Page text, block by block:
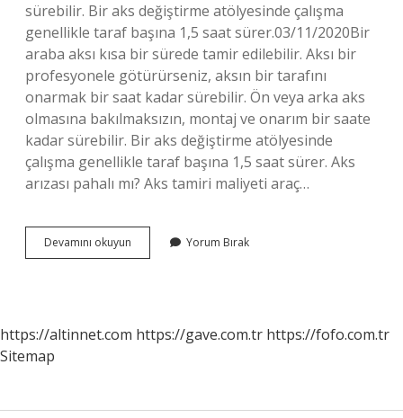
sürebilir. Bir aks değiştirme atölyesinde çalışma
genellikle taraf başına 1,5 saat sürer.03/11/2020Bir
araba aksı kısa bir sürede tamir edilebilir. Aksı bir
profesyonele götürürseniz, aksın bir tarafını
onarmak bir saat kadar sürebilir. Ön veya arka aks
olmasına bakılmaksızın, montaj ve onarım bir saate
kadar sürebilir. Bir aks değiştirme atölyesinde
çalışma genellikle taraf başına 1,5 saat sürer. Aks
arızası pahalı mı? Aks tamiri maliyeti araç…
Devamını okuyun
Değişim
Yorum Bırak
https://altinnet.com https://gave.com.tr https://fofo.com.tr
Sitemap